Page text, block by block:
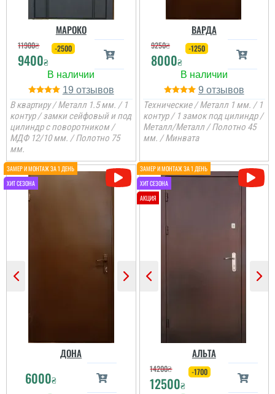
МАРОКО
11900₴
9400₴
-2500
19
В квартиру / Металл 1.5 мм. / 1
контур / замки сейфовый и под
цилиндр с поворотником /
МДФ 12/10 мм. / Полотно 75
мм.
ВАРДА
9250₴
8000₴
-1250
9
Технические / Металл 1 мм. / 1
контур / 1 замок под цилиндр /
Металл/Металл / Полотно 45
мм. / Минвата
ДОНА
6000₴
АЛЬТА
14200₴
12500₴
-1700